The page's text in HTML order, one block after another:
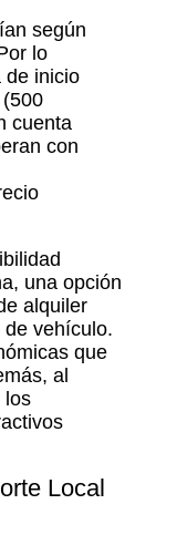
según
lo
de inicio
cuenta
con
una opción
alquiler
vehículo.
que
al
los
Local